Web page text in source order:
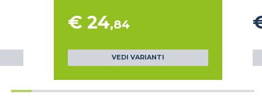
€ 24,84
VEDI VARIANTI